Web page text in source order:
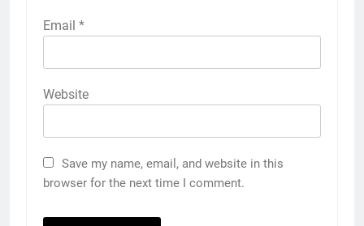
Email *
Website
Save my name, email, and website in this
browser for the next time I comment.